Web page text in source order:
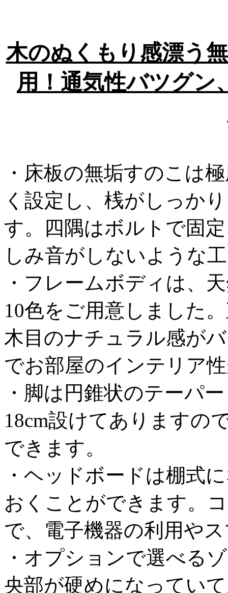
木のぬくもり感漂う
用！通気性バツグン
・床板の無垢すのこは
く設定し、桟がしっか
す。四隅はボルトで固
しみ音がしないような
・フレームボディは、
10色をご用意しました
木目のナチュラル感が
でお部屋のインテリア
・脚は円錐状のテーパ
18cm設けてありますの
できます。
・ヘッドボードは棚式
おくことができます。
で、電子機器の利用や
・オプションで選べる
央部が硬めになってい